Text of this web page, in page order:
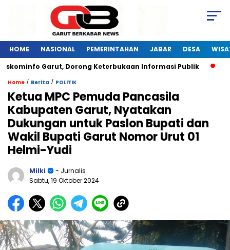
HOME NASIONAL PEMERINTAHAN JABAR DESA
Garut, Dorong Keterbukaan Informasi Publik
Home / Berita / POLITIK
Ketua MPC Pemuda Pancasila
Kabupaten Garut, Nyatakan
Dukungan untuk Paslon Bupati dan
Wakil Bupati Garut Nomor Urut 01
Helmi-Yudi
Milki
- Jurnalis
Sabtu, 19 Oktober 2024